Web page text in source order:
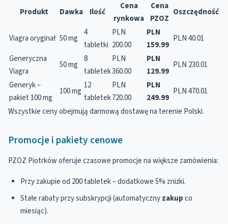
Produkt Dawka Ilość
Cena
rynkowa
Cena
PZOZ
Oszczędność
Viagra oryginał 50 mg
4
tabletki
PLN
200.00
PLN
159.99
PLN 40.01
Generyczna
Viagra
50 mg
8
tabletek
PLN
360.00
PLN
129.99
PLN 230.01
Generyk –
pakiet 100 mg
100 mg
12
tabletek
PLN
720.00
PLN
249.99
PLN 470.01
Wszystkie ceny obejmują darmową dostawę na terenie Polski.
Promocje i pakiety cenowe
PZOZ Piotrków oferuje czasowe promocje na większe zamówienia:
Przy zakupie od 200 tabletek – dodatkowe 5% zniżki.
Stałe rabaty przy subskrypcji (automatycznyzakupco
miesiąc).